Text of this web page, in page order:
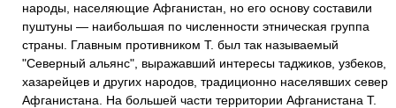
народы, населяющие Афганистан, но его основу составили
пуштуны — наибольшая по численности этническая группа
страны. Главным противником Т. был так называемый
"Северный альянс", выражавший интересы таджиков, узбеков,
хазарейцев и других народов, традиционно населявших север
Афганистана. На большей части территории Афганистана Т.